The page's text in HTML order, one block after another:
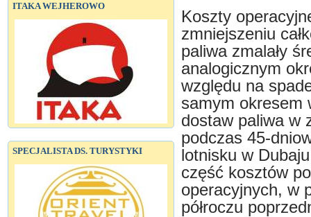
ITAKA WEJHEROWO
SPECJALISTA DS. TURYSTYKI
Koszty
zmniejszeniu
paliwa zmalały
analogicznym
względu na
samym okresem
dostaw paliwa w
podczas 45-
lotnisku w
część kosztów
operacyjnych, w
półroczu